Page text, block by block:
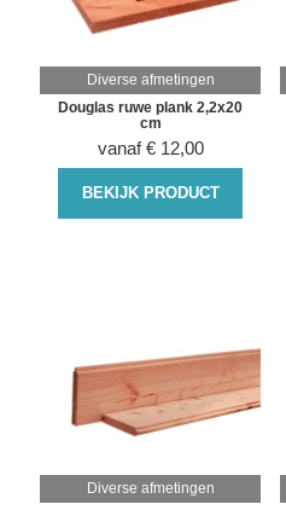
Diverse afmetingen
Douglas ruwe plank 2,2x20
cm
vanaf € 12,00
BEKIJK PRODUCT
Diverse afmetingen